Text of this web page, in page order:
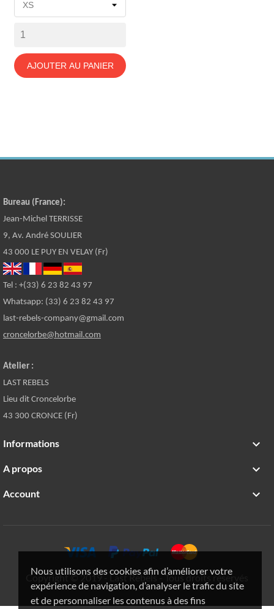
Nous utilisons des cookies afin d’améliorer votre
expérience de navigation, d’analyser le trafic du site
et de personnaliser les contenus à des fins
AJOUTER AU PANIER
Bureau (France):
Jean-Michel TERRISSE
9, Av. André SOULIER
43 000 LE PUY EN VELAY (Fr)
Tel : +(33) 6 23 82 43 97
Whatsapp: (33) 6 23 82 43 97
last-rebels-company@gmail.com
croncelorbe@hotmail.com
Atelier :
LAST REBELS
Lieu dit Croncelorbe
43 300 CRONCE (Fr)
Informations 
A propos 
Account 
Copyright © 2019 - Last Rebels - Tous droits réservés